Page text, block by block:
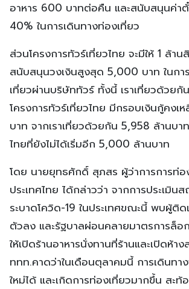
อาหาร 600 บาทต่อคืน และสนับสนุนค่า
40% ในการเดินทางท่องเที่ยว
ส่วนโครงการทัวร์เที่ยวไทย จะมีให้ 1 ล้า
สนับสนุนวงเงินสูงสุด 5,000 บาท ในกา
เที่ยวผ่านบริษัททัวร์ ทั้งนี้ เราเที่ยวด้วยกั
โครงการทัวร์เที่ยวไทย มีกรอบเงินกู้คงเ
บาท จากเราเที่ยวด้วยกัน 5,958 ล้านบา
ไทยที่ยังไม่ได้เริ่มอีก 5,000 ล้านบาท
โดย นายยุทธศักดิ์ สุภสร ผู้ว่าการการท่อ
ประเทศไทย ได้กล่าวว่า จากการประเมิน
ระบาดโควิด-19 ในประเทศขณะนี้ พบผู้ติด
ตัวลง และรัฐบาลผ่อนคลายมาตรการล็
ให้เปิดร้านอาหารนั่งทานที่ร้านและเปิดห้า
ททท.คาดว่าในเดือนตุลาคมนี้ การเดินทา
ใหม่ได้ และเกิดการท่องเที่ยวมากขึ้น สะท้